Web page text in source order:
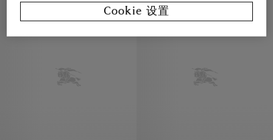
Cookie 设置